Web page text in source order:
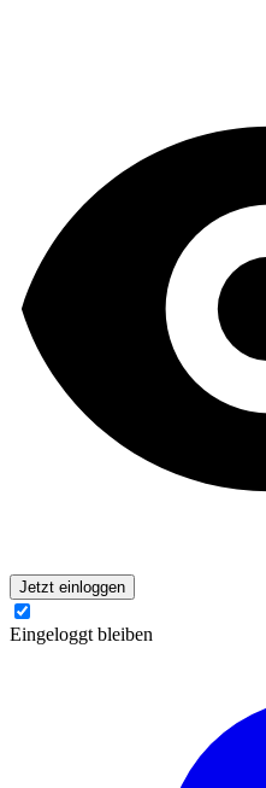
Jetzt einloggen
Eingeloggt bleiben